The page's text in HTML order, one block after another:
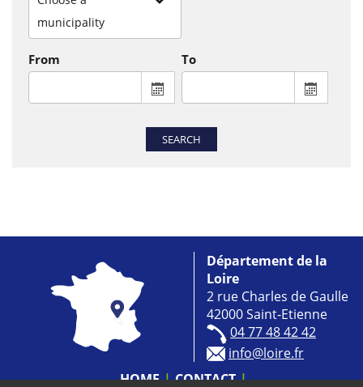
municipality
From
From : display the calendar to
To
To :
SEARCH
Département de la
Loire
2 rue Charles de Gaulle
42000 Saint-Etienne
04 77 48 42 42
info@loire.fr
HOME
CONTACT